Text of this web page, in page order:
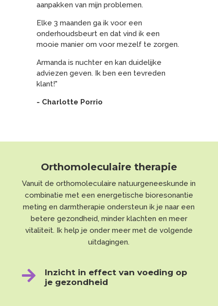
aanpakken van mijn problemen.
Elke 3 maanden ga ik voor een
onderhoudsbeurt en dat vind ik een
mooie manier om voor mezelf te zorgen.
Armanda is nuchter en kan duidelijke
adviezen geven. Ik ben een tevreden
klant!"
- Charlotte Porrio
Orthomoleculaire therapie
Vanuit de orthomoleculaire natuurgeneeskunde in
combinatie met een energetische bioresonantie
meting en darmtherapie ondersteun ik je naar een
betere gezondheid, minder klachten en meer
vitaliteit. Ik help je onder meer met de volgende
uitdagingen.

Inzicht in effect van voeding op
je gezondheid